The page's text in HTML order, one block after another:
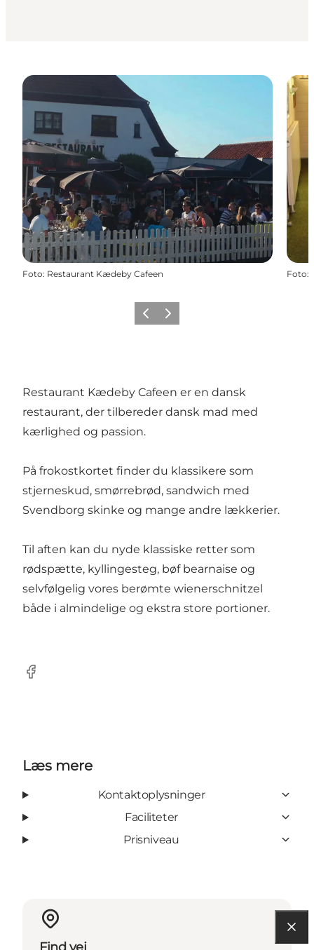
Foto: Restaurant Kædeby Cafeen Foto:
ForrigeNæste
Restaurant Kædeby Cafeen er en dansk
restaurant, der tilbereder dansk mad med
kærlighed og passion.
På frokostkortet finder du klassikere som
stjerneskud, smørrebrød, sandwich med
Svendborg skinke og mange andre lækkerier.
Til aften kan du nyde klassiske retter som
rødspætte, kyllingesteg, bøf bearnaise og
selvfølgelig vores berømte wienerschnitzel
både i almindelige og ekstra store portioner.
Facebook
Læs mere
Kontaktoplysninger
Faciliteter
Prisniveau